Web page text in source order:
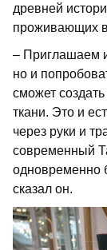
древней
проживающих
– Приглашаем и
но и
сможет
ткани. Это и
через руки и
современный
одновременно
сказал он.